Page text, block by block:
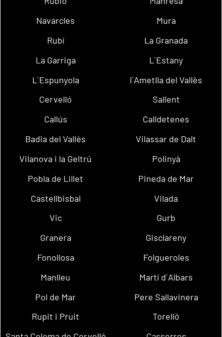
Navarcles
Mura
Rubí
La Granada
La Garriga
L´Estany
L´Espunyola
l´Ametlla del Vallès
Cervelló
Sallent
Callús
Calldetenes
Badia del Vallès
Vilassar de Dalt
Vilanova i la Geltrú
Polinyà
Pobla de Lillet
Pineda de Mar
Castellbisbal
Vilada
Vic
Gurb
Granera
Gisclareny
Fonollosa
Folgueroles
Manlleu
Martí d´Albars
Pol de Mar
Pere Sallavinera
Rupit i Pruit
Torelló